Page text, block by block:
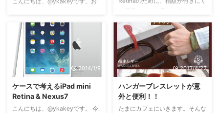
ん。 背面 ハードケースつけた状
態 ...
のですんご ※端末が写っている写
真はすべてスタンドを使用してい
ます。 おされなのがほしかった
んや まるで展示品のよう
な。。。 このスタンド、買って
しばらくするけど机の上にスタン
ドの定位置ができて、使うタブレ
ットは何気なく置いちゃってる。
ヤバイ。好きすぎる。 置くだけ
で簡単。読書できるっぽい ---
可能の文字。ただ、あまりベタベ
タと貼り直しをしないようにした
いです。 気泡がほとんど入るこ
となく、綺麗に貼ることが出来ま
した(・´ω`・) おわりに ▼ 貼っ
た液晶保護フィルム iPad mini
Retina / iPad mini 用 液晶保護フ
ィルム 指紋防止 気泡レス加工
TBF-IPM13FLS posted with カ
2014/1/9
ケースで考えるiPad mini
Retina & Nexus7
こんにちは、@ykakeyです。 今
2013/4/22
ハンガーブレスレットが意
外と便利！！
たまにカフェにいきます。そんな